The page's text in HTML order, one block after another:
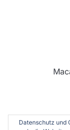
Datenschutz und